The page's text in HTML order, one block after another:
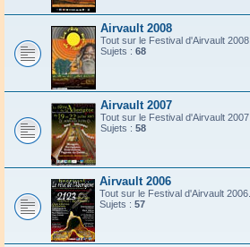
Airvault 2008
Tout sur le Festival d'Airvault 2008.
Sujets : 68
Airvault 2007
Tout sur le Festival d'Airvault 2007.
Sujets : 58
Airvault 2006
Tout sur le Festival d'Airvault 2006.
Sujets : 57